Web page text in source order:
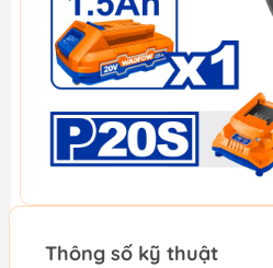
Thông số kỹ thuật